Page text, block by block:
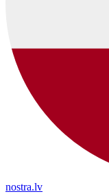
nostra.lv